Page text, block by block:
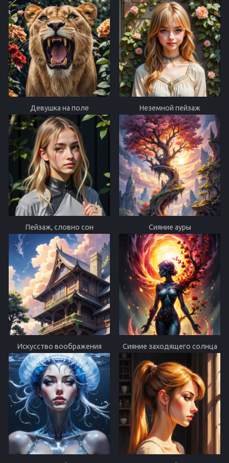
Девушка на поле Неземной пейзаж
Пейзаж, словно сон Сияние ауры
Искусство воображения Сияние заходящего солнца